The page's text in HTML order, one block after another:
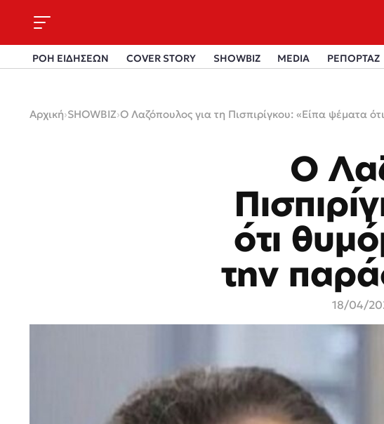
ΡΟΗ ΕΙΔΗΣΕΩΝ COVER STORY SHOWBIZ MEDIA ΡΕΠΟΡΤΑΖ
Αρχική›SHOWBIZ›Ο Λαζόπουλος για τη Πισπιρίγκου: «Είπα ψέματα
Ο
ότι
την
18/04/